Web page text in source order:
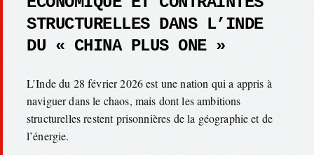
STRUCTURELLES DANS L’INDE
DU « CHINA PLUS ONE »
L’Inde du 28 février 2026 est une nation qui a appris à
naviguer dans le chaos, mais dont les ambitions
structurelles restent prisonnières de la géographie et de
l’énergie.